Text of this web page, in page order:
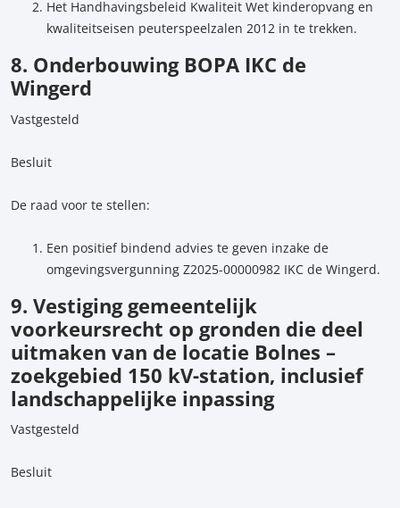
Het Handhavingsbeleid Kwaliteit Wet kinderopvang en
kwaliteitseisen peuterspeelzalen 2012 in te trekken.
8. Onderbouwing BOPA IKC de
Wingerd
Vastgesteld
Besluit
De raad voor te stellen:
Een positief bindend advies te geven inzake de
omgevingsvergunning Z2025-00000982 IKC de Wingerd.
9. Vestiging gemeentelijk
voorkeursrecht op gronden die deel
uitmaken van de locatie Bolnes –
zoekgebied 150 kV-station, inclusief
landschappelijke inpassing
Vastgesteld
Besluit